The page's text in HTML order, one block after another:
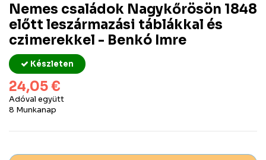
Nemes családok Nagykőrösön 1848
előtt leszármazási táblákkal és
czimerekkel - Benkó Imre
Készleten
24,05 €
Adóval együtt
8 Munkanap